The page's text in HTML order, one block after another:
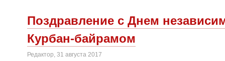
Поздравление с Днем
Курбан-байрамом
Редактор, 31 августа 2017